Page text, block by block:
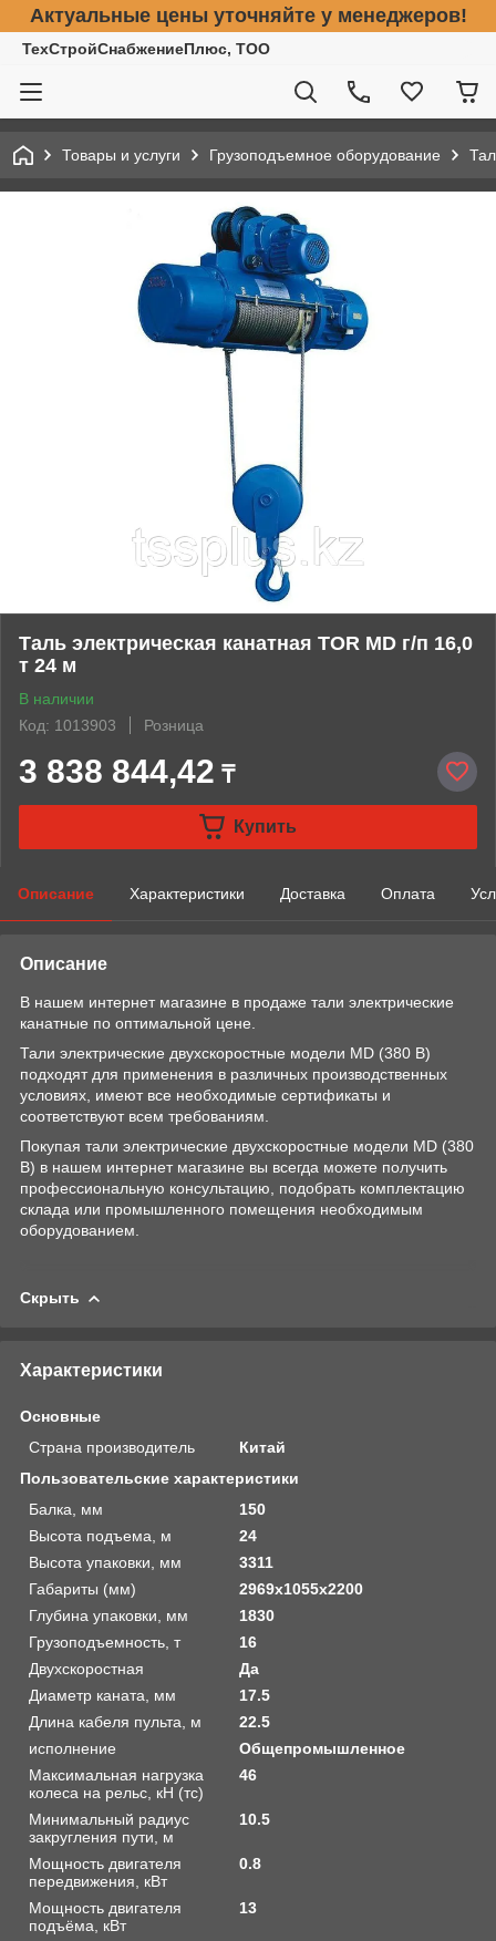
Актуальные цены уточняйте у менеджеров!
ТехСтройСнабжениеПлюс, ТОО
Товары и услуги Грузоподъемное оборудование
Таль электрическая канатная TOR MD г/п 16,0
т 24 м
В наличии
Код: 1013903
Розница
3 838 844,42 ₸
Купить
Описание Характеристики Доставка Оплата
Описание
В нашем интернет магазине в продаже тали электрические
канатные по оптимальной цене.
Тали электрические двухскоростные модели MD (380 В)
подходят для применения в различных производственных
условиях, имеют все необходимые сертификаты и
соответствуют всем требованиям.
Покупая тали электрические двухскоростные модели MD (380
В) в нашем интернет магазине вы всегда можете получить
профессиональную консультацию, подобрать комплектацию
склада или промышленного помещения необходимым
оборудованием.
Скрыть
Характеристики
Основные
Страна производитель
Китай
Пользовательские характеристики
Балка, мм
150
Высота подъема, м
24
Высота упаковки, мм
3311
Габариты (мм)
2969х1055х2200
Глубина упаковки, мм
1830
Грузоподъемность, т
16
Двухскоростная
Да
Диаметр каната, мм
17.5
Длина кабеля пульта, м
22.5
исполнение
Общепромышленное
Максимальная нагрузка
колеса на рельс, кН (тс)
46
Минимальный радиус
закругления пути, м
10.5
Мощность двигателя
передвижения, кВт
0.8
Мощность двигателя
подъёма, кВт
13